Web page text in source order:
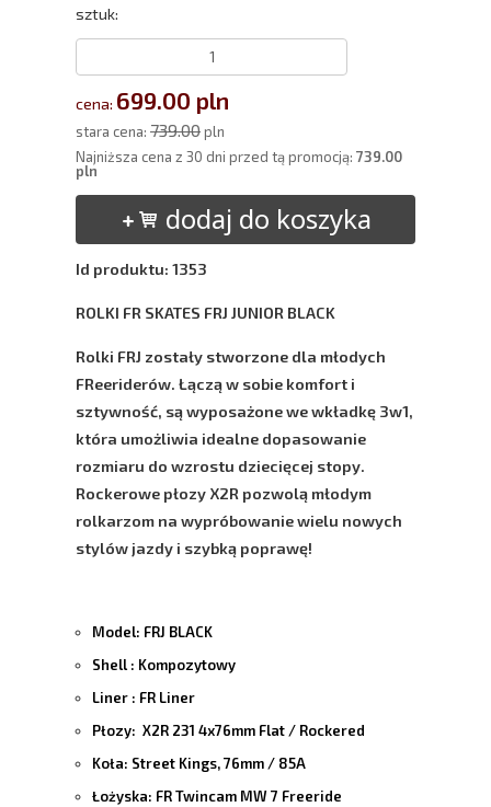
sztuk:
cena: 699.00 pln
stara cena: 739.00pln
Najniższa cena z 30 dni przed tą promocją: 739.00
pln
dodaj do koszyka
Id produktu: 1353
ROLKI FR SKATES FRJ JUNIOR BLACK
Rolki FRJ zostały stworzone dla młodych
FReeriderów. Łączą w sobie komfort i
sztywność, są wyposażone we wkładkę 3w1,
która umożliwia idealne dopasowanie
rozmiaru do wzrostu dziecięcej stopy.
Rockerowe płozy X2R pozwolą młodym
rolkarzom na wypróbowanie wielu nowych
stylów jazdy i szybką poprawę!
Model: FRJ BLACK
Shell : Kompozytowy
Liner : FR Liner
Płozy: X2R 231 4x76mm Flat / Rockered
Koła: Street Kings, 76mm / 85A
Łożyska: FR Twincam MW 7 Freeride